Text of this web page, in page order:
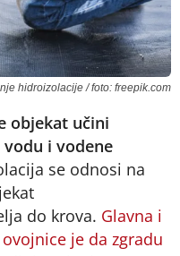
hidroizolacije / foto: freepik.com
objekat učini
i vodene
se odnosi na
do krova. Glavna i
je da zgradu